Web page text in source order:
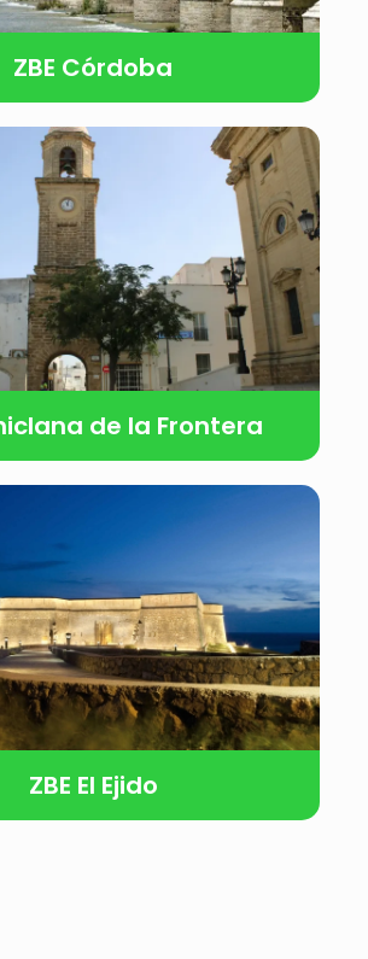
ZBE Córdoba
de la Frontera
ZBE El Ejido